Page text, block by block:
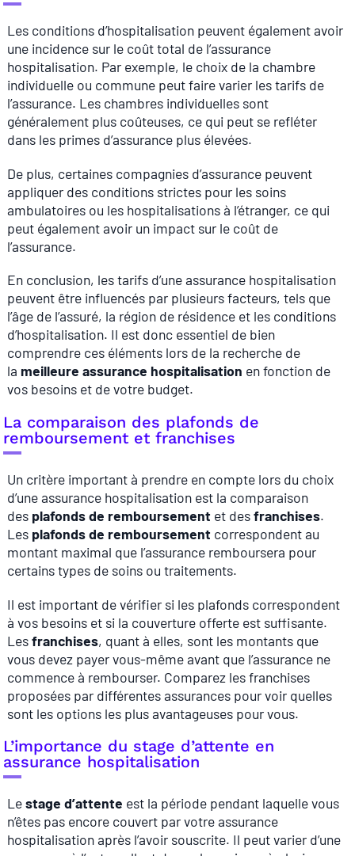
Les conditions d’hospitalisation peuvent également avoir
une incidence sur le coût total de l’assurance
hospitalisation. Par exemple, le choix de la chambre
individuelle ou commune peut faire varier les tarifs de
l’assurance. Les chambres individuelles sont
généralement plus coûteuses, ce qui peut se refléter
dans les primes d’assurance plus élevées.
De plus, certaines compagnies d’assurance peuvent
appliquer des conditions strictes pour les soins
ambulatoires ou les hospitalisations à l’étranger, ce qui
peut également avoir un impact sur le coût de
l’assurance.
En conclusion, les tarifs d’une assurance hospitalisation
peuvent être influencés par plusieurs facteurs, tels que
l’âge de l’assuré, la région de résidence et les conditions
d’hospitalisation. Il est donc essentiel de bien
comprendre ces éléments lors de la recherche de
la meilleure assurance hospitalisation en fonction de
vos besoins et de votre budget.
La comparaison des plafonds de
remboursement et franchises
Un critère important à prendre en compte lors du choix
d’une assurance hospitalisation est la comparaison
des plafonds de remboursement et desfranchises.
Les plafonds de remboursement correspondent au
montant maximal que l’assurance remboursera pour
certains types de soins ou traitements.
Il est important de vérifier si les plafonds correspondent
à vos besoins et si la couverture offerte est suffisante.
Lesfranchises, quant à elles, sont les montants que
vous devez payer vous-même avant que l’assurance ne
commence à rembourser. Comparez les franchises
proposées par différentes assurances pour voir quelles
sont les options les plus avantageuses pour vous.
L’importance du stage d’attente en
assurance hospitalisation
Lestage d’attente est la période pendant laquelle vous
n’êtes pas encore couvert par votre assurance
hospitalisation après l’avoir souscrite. Il peut varier d’une